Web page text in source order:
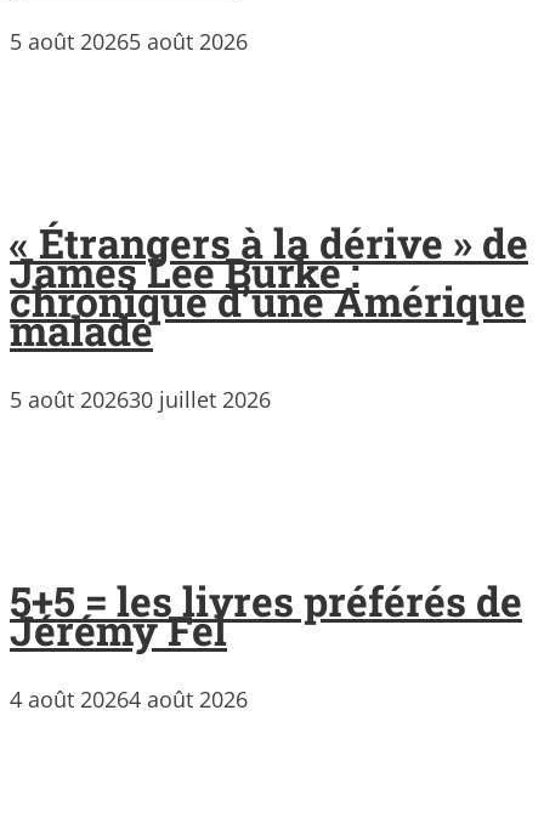
5 août 20265 août 2026
« Étrangers à la dérive » de
James Lee Burke :
chronique d’une Amérique
malade
5 août 202630 juillet 2026
5+5 = les livres préférés de
Jérémy Fel
4 août 20264 août 2026